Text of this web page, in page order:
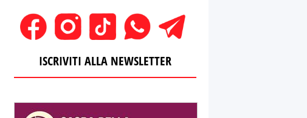
ISCRIVITI ALLA NEWSLETTER